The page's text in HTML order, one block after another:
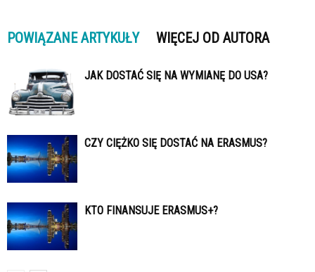
POWIĄZANE ARTYKUŁY WIĘCEJ OD AUTORA
JAK DOSTAĆ SIĘ NA WYMIANĘ DO USA?
CZY CIĘŻKO SIĘ DOSTAĆ NA ERASMUS?
KTO FINANSUJE ERASMUS+?